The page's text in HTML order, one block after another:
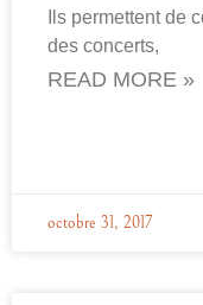
Ils permettent de
des concerts,
READ MORE »
octobre 31, 2017